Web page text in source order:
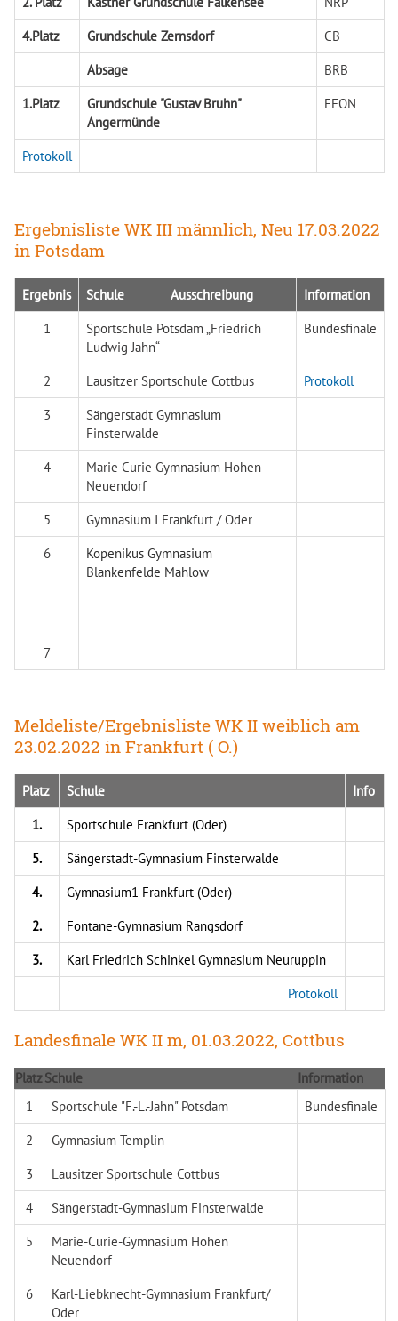
4.Platz
Grundschule Zernsdorf
CB
Absage
BRB
1.Platz
Grundschule "Gustav Bruhn"
Angermünde
FFON
Protokoll
Ergebnisliste WK III männlich, Neu 17.03.2022
in Potsdam
Ergebnis Schule Ausschreibung
Information
1
Sportschule Potsdam „Friedrich
Ludwig Jahn“
Bundesfinale
2 Lausitzer Sportschule Cottbus
Protokoll
3
Sängerstadt Gymnasium
Finsterwalde
4
Marie Curie Gymnasium Hohen
Neuendorf
5
Gymnasium I Frankfurt / Oder
6
Kopenikus Gymnasium
Blankenfelde Mahlow
7
Meldeliste/Ergebnisliste WK II weiblich am
23.02.2022 in Frankfurt ( O.)
Platz Schule
Info
1.
Sportschule Frankfurt (Oder)
5.
Sängerstadt-Gymnasium Finsterwalde
4.
Gymnasium1 Frankfurt (Oder)
2.
Fontane-Gymnasium Rangsdorf
3.
Karl Friedrich Schinkel Gymnasium Neuruppin
Protokoll
Landesfinale WK II m, 01.03.2022, Cottbus
PlatzSchule
Information
1
Sportschule "F.-L.-Jahn" Potsdam
Bundesfinale
2
Gymnasium Templin
3
Lausitzer Sportschule Cottbus
4
Sängerstadt-Gymnasium Finsterwalde
5
Marie-Curie-Gymnasium Hohen
Neuendorf
6
Karl-Liebknecht-Gymnasium Frankfurt/
Oder